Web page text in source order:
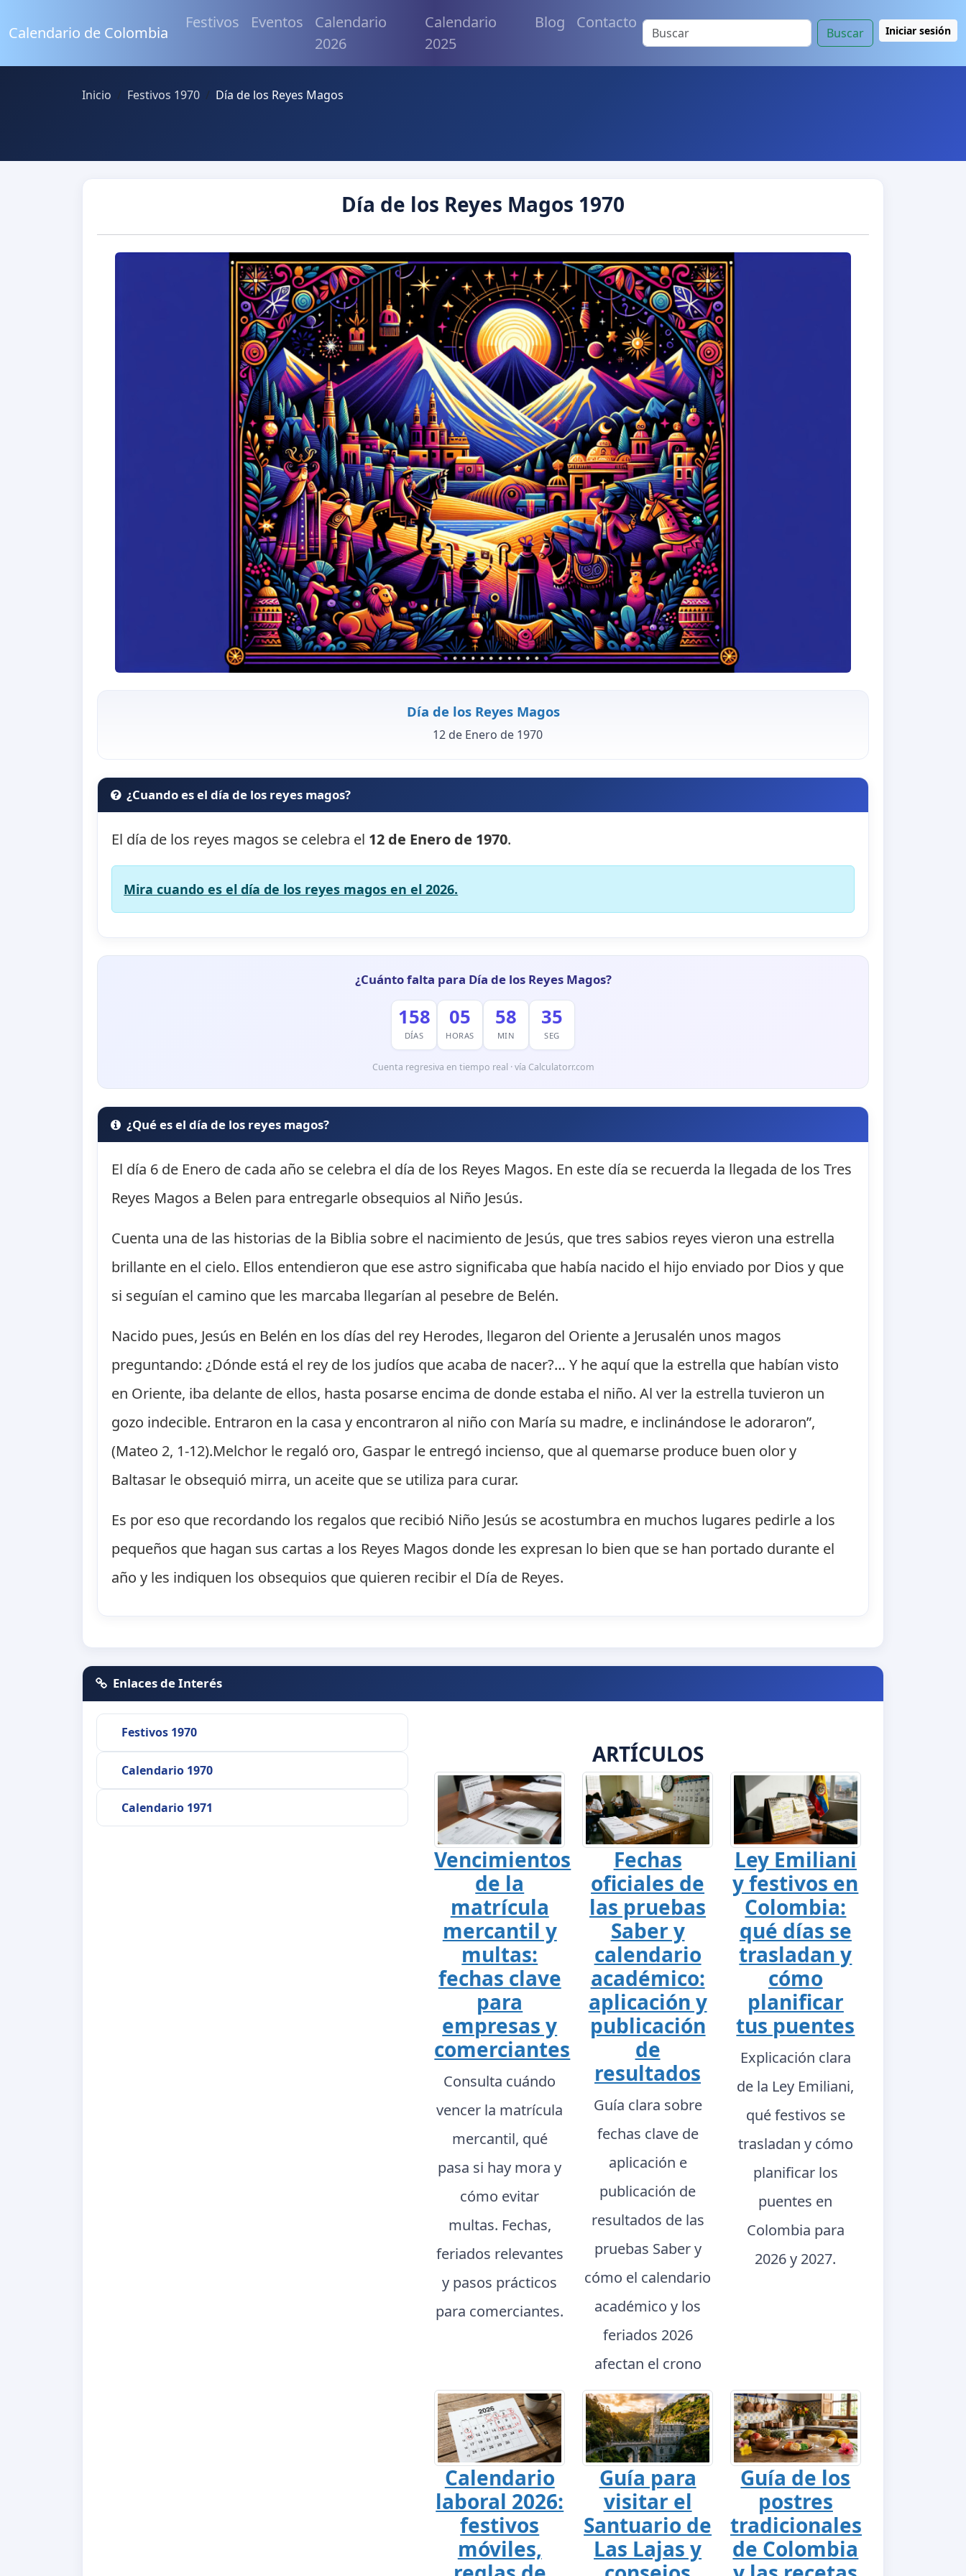
Calendario de Colombia
Festivos Eventos
Calendario
2026
Calendario
2025
Blog Contacto
Buscar Iniciar sesión
Inicio Festivos 1970 Día de los Reyes Magos
Día de los Reyes Magos 1970
Día de los Reyes Magos
12 de Enero de 1970
¿Cuando es el día de los reyes magos?
El día de los reyes magos se celebra el 12 de Enero de 1970.
Mira cuando es el día de los reyes magos en el 2026.
¿Cuánto falta para Día de los Reyes Magos?
158
DÍAS
05
HORAS
58
MIN
34
SEG
Cuenta regresiva en tiempo real · vía Calculatorr.com
¿Qué es el día de los reyes magos?
El día 6 de Enero de cada año se celebra el día de los Reyes Magos. En este día se recuerda la llegada de los Tres
Reyes Magos a Belen para entregarle obsequios al Niño Jesús.
Cuenta una de las historias de la Biblia sobre el nacimiento de Jesús, que tres sabios reyes vieron una estrella
brillante en el cielo. Ellos entendieron que ese astro significaba que había nacido el hijo enviado por Dios y que
si seguían el camino que les marcaba llegarían al pesebre de Belén.
Nacido pues, Jesús en Belén en los días del rey Herodes, llegaron del Oriente a Jerusalén unos magos
preguntando: ¿Dónde está el rey de los judíos que acaba de nacer?… Y he aquí que la estrella que habían visto
en Oriente, iba delante de ellos, hasta posarse encima de donde estaba el niño. Al ver la estrella tuvieron un
gozo indecible. Entraron en la casa y encontraron al niño con María su madre, e inclinándose le adoraron”,
(Mateo 2, 1-12).Melchor le regaló oro, Gaspar le entregó incienso, que al quemarse produce buen olor y
Baltasar le obsequió mirra, un aceite que se utiliza para curar.
Es por eso que recordando los regalos que recibió Niño Jesús se acostumbra en muchos lugares pedirle a los
pequeños que hagan sus cartas a los Reyes Magos donde les expresan lo bien que se han portado durante el
año y les indiquen los obsequios que quieren recibir el Día de Reyes.
Enlaces de Interés
Festivos 1970
Calendario 1970
Calendario 1971
ARTÍCULOS
Vencimientos
de la
matrícula
mercantil y
multas:
fechas clave
para
empresas y
comerciantes
Consulta cuándo
vencer la matrícula
mercantil, qué
pasa si hay mora y
cómo evitar
multas. Fechas,
feriados relevantes
y pasos prácticos
para comerciantes.
Fechas
oficiales de
las pruebas
Saber y
calendario
académico:
aplicación y
publicación
de
resultados
Guía clara sobre
fechas clave de
aplicación e
publicación de
resultados de las
pruebas Saber y
cómo el calendario
académico y los
feriados 2026
afectan el crono
Ley Emiliani
y festivos en
Colombia:
qué días se
trasladan y
cómo
planificar
tus puentes
Explicación clara
de la Ley Emiliani,
qué festivos se
trasladan y cómo
planificar los
puentes en
Colombia para
2026 y 2027.
Calendario
laboral 2026:
festivos
móviles,
Guía para
visitar el
Santuario de
Las Lajas y
Guía de los
postres
tradicionales
de Colombia